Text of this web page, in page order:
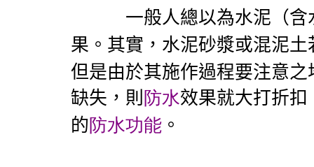
一般人總以為水泥（含水
果。其實，水泥砂漿或混泥
但是由於其施作過程要注意
缺失，則 防水效果就大打折
的防水功能 。